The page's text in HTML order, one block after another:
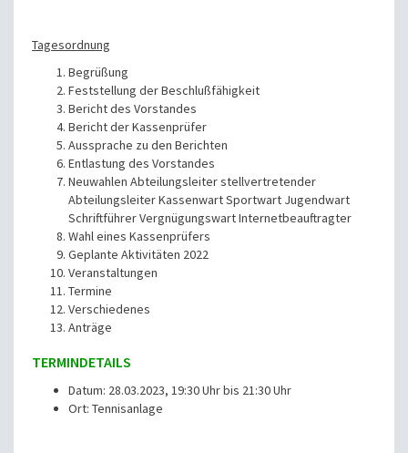
Tagesordnung
Begrüßung
Feststellung der Beschlußfähigkeit
Bericht des Vorstandes
Bericht der Kassenprüfer
Aussprache zu den Berichten
Entlastung des Vorstandes
Neuwahlen Abteilungsleiter stellvertretender
Abteilungsleiter Kassenwart Sportwart Jugendwart
Schriftführer Vergnügungswart Internetbeauftragter
Wahl eines Kassenprüfers
Geplante Aktivitäten 2022
Veranstaltungen
Termine
Verschiedenes
Anträge
TERMINDETAILS
Datum: 28.03.2023, 19:30 Uhr bis 21:30 Uhr
Ort: Tennisanlage